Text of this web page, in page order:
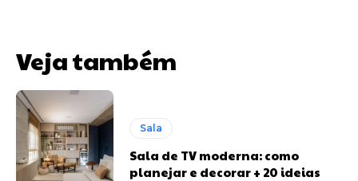
Veja também
Sala
Sala de TV moderna: como
planejar e decorar + 20 ideias